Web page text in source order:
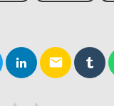
email